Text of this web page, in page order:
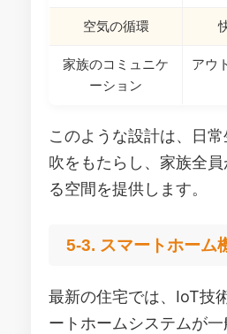
空気の循環
家族のコミュニケ
ーション
アウ
このような設計は、日
吹をもたらし、家族全
る空間を提供します。
5-3. スマートホーム
最新の住宅では、IoT技
ートホームシステムが一